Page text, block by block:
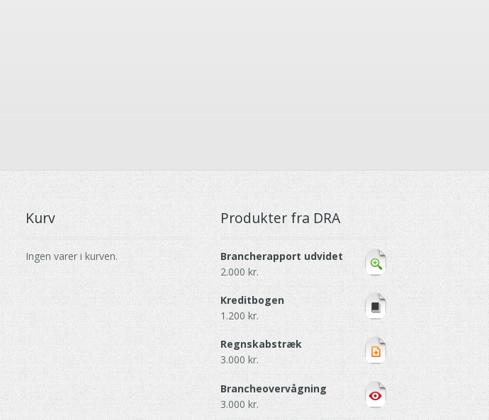
Kurv
Ingen varer i kurven.
Produkter fra DRA
Brancherapport udvidet
2.000kr.
Kreditbogen
1.200kr.
Regnskabstræk
3.000kr.
Brancheovervågning
3.000kr.